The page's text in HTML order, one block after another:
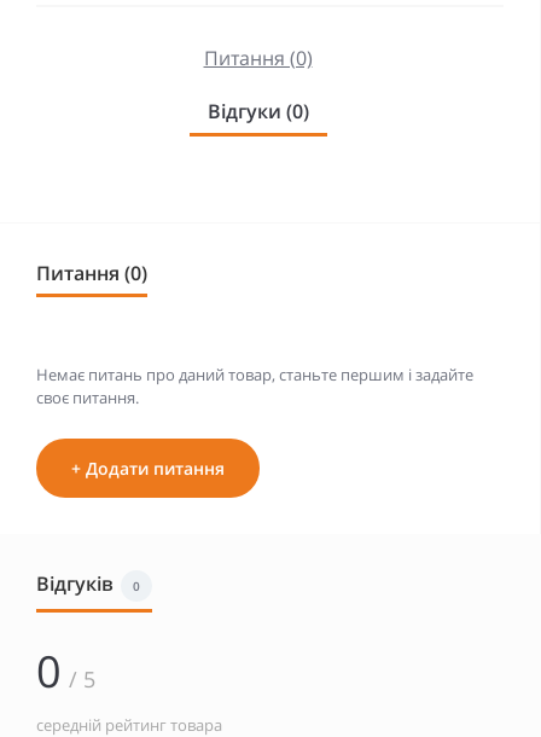
Питання (0)
Відгуки (0)
Питання (0)
Немає питань про даний товар, станьте першим і задайте
своє питання.
+ Додати питання
Відгуків 0
0 / 5
середній рейтинг товара